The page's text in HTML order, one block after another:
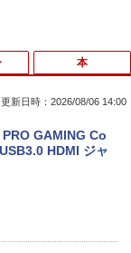
活応援 豪華特典
代｜最大180日
中古ノートパソ
付き｜ノートパ
更新日時：2026/08/06 14:00
PRO GAMING Co
HDMI ジャ
本